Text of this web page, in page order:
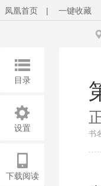
凤凰首页 | 一键收藏
书
目录
设置
下载阅读